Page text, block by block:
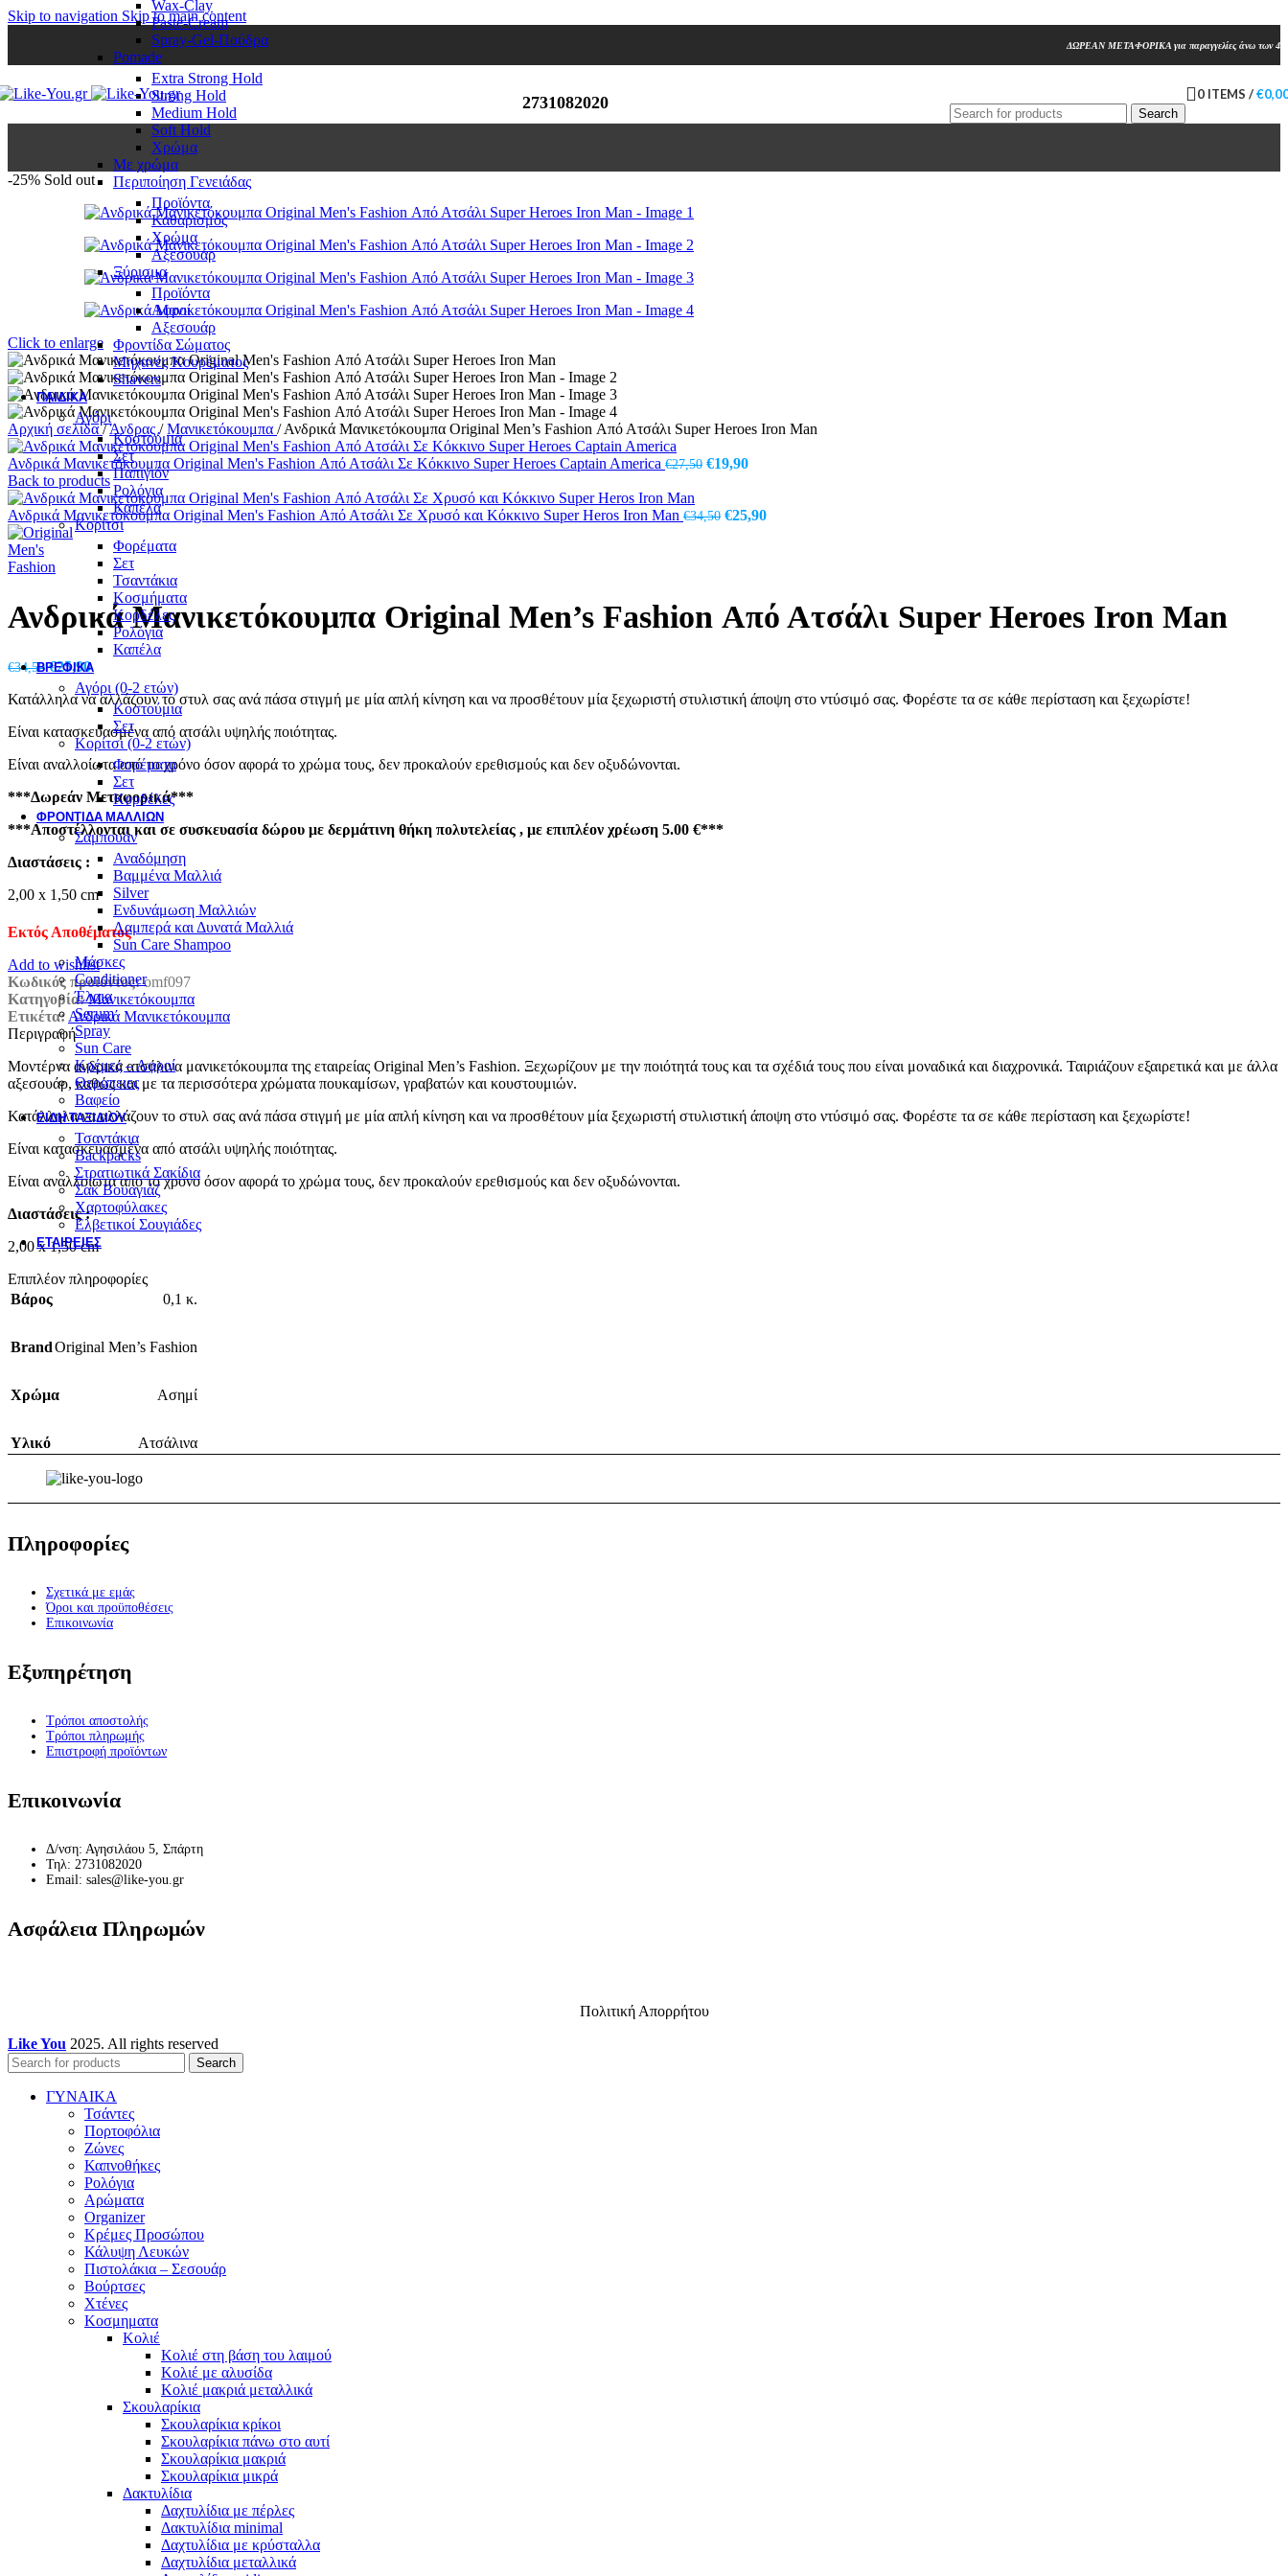
Skip to navigation Skip to main content
ΔΩΡΕΑΝ ΜΕΤΑΦΟΡΙΚΑ για παραγγελίες άνω των
2731082020
Search
0 ITEMS /€
Wax-Clay
Paste-Cream
Spray-Gel-Πούδρα
Pomade
Extra Strong Hold
Strong Hold
Medium Hold
Soft Hold
Χρώμα
Με χρώμα
Περιποίηση Γενειάδας
Προϊόντα
Καθαρισμός
Χρώμα
Αξεσουάρ
Ξύρισμα
Προϊόντα
Αφροί
Αξεσουάρ
Φροντίδα Σώματος
Μηχανές Κουρέματος
Shavers
ΠΑΙΔΙΚΆ
Αγόρι
Κοστούμια
Σετ
Παπιγιόν
Ρολόγια
Καπέλα
Κορίτσι
Φορέματα
Σετ
Τσαντάκια
Κοσμήματα
Κορδέλες
Ρολόγια
Καπέλα
ΒΡΕΦΙΚΆ
Αγόρι (0-2 ετών)
Κοστούμια
Σετ
Κορίτσι (0-2 ετών)
Φορέματα
Σετ
Κορδέλες
ΦΡΟΝΤΙΔΑ ΜΑΛΛΙΩΝ
Σαμπουάν
Αναδόμηση
Βαμμένα Μαλλιά
Silver
Ενδυνάμωση Μαλλιών
Λαμπερά και Δυνατά Μαλλιά
Sun Care Shampoo
Μάσκες
Conditioner
Έλαια
Serum
Spray
Sun Care
Κρέμες – Αφροί
Θεραπειες
Βαφείο
ΕΊΔΗ ΤΑΞΙΔΙΟΎ
Τσαντάκια
Backpacks
Στρατιωτικά Σακίδια
Σακ Βουαγιάζ
Χαρτοφύλακες
Ελβετικοί Σουγιάδες
ΕΤΑΙΡΕΊΕΣ
-25% Sold out
Click to enlarge
Αρχική σελίδα/Άνδρας/ Μανικετόκουμπα / Ανδρικά Μανικετόκουμπα Original Men’s Fashion Από Ατσάλι Super Heroes Iron Man
Ανδρικά Μανικετόκουμπα Original Men's Fashion Από Ατσάλι Σε Κόκκινο Super Heroes Captain America €27,50 Original
€27,50.
€19,90Η
είναι:
Back to products
Ανδρικά Μανικετόκουμπα Original Men's Fashion Από Ατσάλι Σε Χρυσό και Κόκκινο Super Heros Iron Man €34,50 Original
€25,90Η
Ανδρικά Μανικετόκουμπα Original Men’s Fashion Από Ατσάλι Super Heroes Iron Man
€34,50Original
price
was:
€25,90Η
τρέχουσα
τιμή
είναι:
€25,90.
Κατάλληλα να αλλάζουν το στυλ σας ανά πάσα στιγμή με μία απλή κίνηση και να προσθέτουν μία ξεχωριστή στυλιστική άποψη στο ντύσιμό σας. Φορέστε τα σε κάθε περίσταση και ξεχωρίστε!
Είναι κατασκευασμένα από ατσάλι υψηλής ποιότητας.
Είναι αναλλοίωτα από το χρόνο όσον αφορά το χρώμα τους, δεν προκαλούν ερεθισμούς και δεν οξυδώνονται.
***Δωρεάν Μεταφορικά***
***Αποστέλλονται και σε συσκευασία δώρου με δερμάτινη θήκη πολυτελείας , με επιπλέον χρέωση 5.00 €***
Διαστάσεις :
2,00 x 1,50 cm
Εκτός Αποθέματος
Add to wishlist
Κωδικός προϊόντος:omf097
Κατηγορία: Μανικετόκουμπα
Ετικέτα: Ανδρικά Μανικετόκουμπα
Περιγραφή
Μοντέρνα ανδρικά ατσάλινα μανικετόκουμπα της εταιρείας Original Men’s Fashion. Ξεχωρίζουν με την ποιότητά τους και τα σχέδιά τους που είναι μοναδικά και διαχρονικά. Ταιριάζουν εξαιρετικά και με άλλα
αξεσουάρ, καθώς και με τα περισσότερα χρώματα πουκαμίσων, γραβατών και κουστουμιών.
Κατάλληλα να αλλάζουν το στυλ σας ανά πάσα στιγμή με μία απλή κίνηση και να προσθέτουν μία ξεχωριστή στυλιστική άποψη στο ντύσιμό σας. Φορέστε τα σε κάθε περίσταση και ξεχωρίστε!
Είναι κατασκευασμένα από ατσάλι υψηλής ποιότητας.
Είναι αναλλοίωτα από το χρόνο όσον αφορά το χρώμα τους, δεν προκαλούν ερεθισμούς και δεν οξυδώνονται.
Διαστάσεις :
2,00 x 1,50 cm
Επιπλέον πληροφορίες
Βάρος
0,1 κ.
BrandOriginal Men’s Fashion
Χρώμα Ασημί
Υλικό Ατσάλινα
Πληροφορίες
Σχετικά με εμάς
Όροι και προϋποθέσεις
Επικοινωνία
Εξυπηρέτηση
Τρόποι αποστολής
Τρόποι πληρωμής
Επιστροφή προϊόντων
Επικοινωνία
Δ/νση: Αγησιλάου 5, Σπάρτη
Τηλ: 2731082020
Email: sales@like-you.gr
Ασφάλεια Πληρωμών
Πολιτική Απορρήτου
Like You 2025. All rights reserved
Search
ΓΥΝΑΙΚΑ
Τσάντες
Πορτοφόλια
Ζώνες
Καπνοθήκες
Ρολόγια
Αρώματα
Organizer
Κρέμες Προσώπου
Κάλυψη Λευκών
Πιστολάκια – Σεσουάρ
Βούρτσες
Χτένες
Κοσμηματα
Κολιέ
Κολιέ στη βάση του λαιμού
Κολιέ με αλυσίδα
Κολιέ μακριά μεταλλικά
Σκουλαρίκια
Σκουλαρίκια κρίκοι
Σκουλαρίκια πάνω στο αυτί
Σκουλαρίκια μακριά
Σκουλαρίκια μικρά
Δακτυλίδια
Δαχτυλίδια με πέρλες
Δακτυλίδια minimal
Δαχτυλίδια με κρύσταλλα
Δαχτυλίδια μεταλλικά